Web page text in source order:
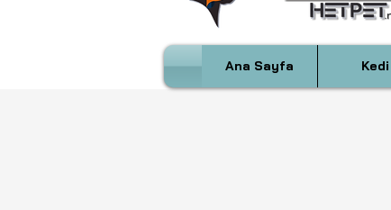
Ana Sayfa Kedi